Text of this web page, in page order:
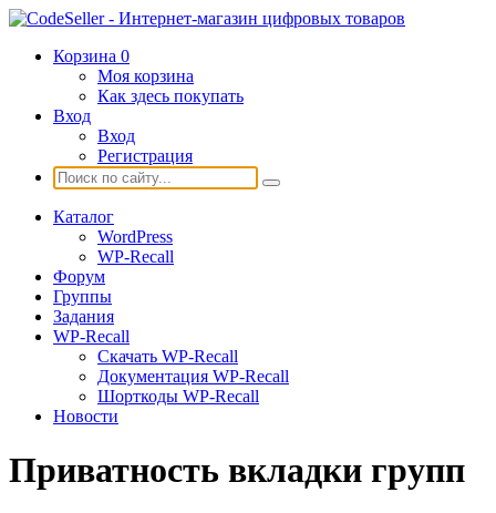
Корзина 0
Моя корзина
Как здесь покупать
Вход
Вход
Регистрация
Каталог
WordPress
WP-Recall
Форум
Группы
Задания
WP-Recall
Скачать WP-Recall
Документация WP-Recall
Шорткоды WP-Recall
Новости
Приватность вкладки групп